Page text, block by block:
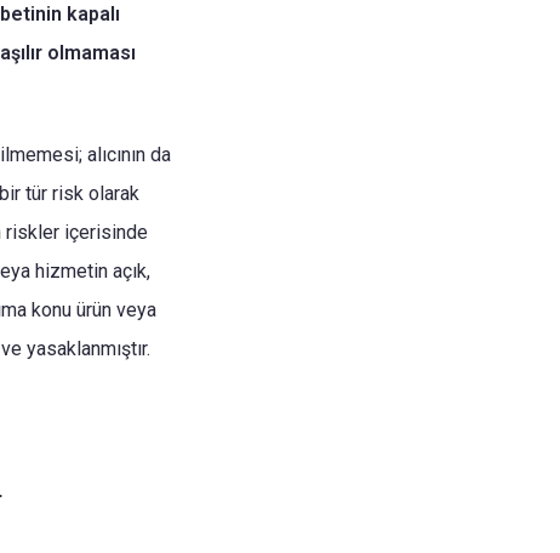
kapalı
olmaması
alıcının da
tür risk olarak
riskler içerisinde
hizmetin açık,
konu ürün veya
yasaklanmıştır.